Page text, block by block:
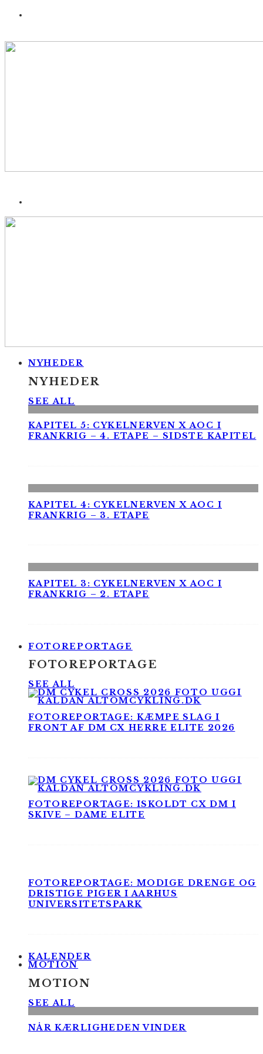
NYHEDER
NYHEDER
SEE ALL
KAPITEL 5: CYKELNERVEN X AOC I
FRANKRIG – 4. ETAPE – SIDSTE KAPITEL
KAPITEL 4: CYKELNERVEN X AOC I
FRANKRIG – 3. ETAPE
KAPITEL 3: CYKELNERVEN X AOC I
FRANKRIG – 2. ETAPE
FOTOREPORTAGE
FOTOREPORTAGE
SEE ALL
FOTOREPORTAGE: KÆMPE SLAG I
FRONT AF DM CX HERRE ELITE 2026
FOTOREPORTAGE: ISKOLDT CX DM I
SKIVE – DAME ELITE
FOTOREPORTAGE: MODIGE DRENGE OG
DRISTIGE PIGER I AARHUS
UNIVERSITETSPARK
KALENDER
MOTION
MOTION
SEE ALL
NÅR KÆRLIGHEDEN VINDER